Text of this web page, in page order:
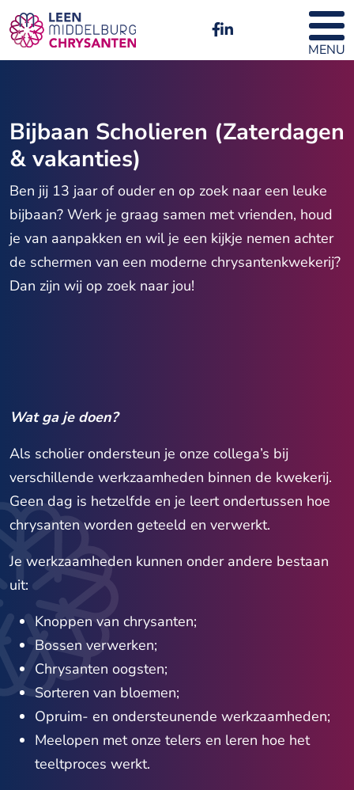
MENU
Bijbaan Scholieren (Zaterdagen
& vakanties)
Ben jij 13 jaar of ouder en op zoek naar een leuke
bijbaan? Werk je graag samen met vrienden, houd
je van aanpakken en wil je een kijkje nemen achter
de schermen van een moderne chrysantenkwekerij?
Dan zijn wij op zoek naar jou!
Wat ga je doen?
Als scholier ondersteun je onze collega’s bij
verschillende werkzaamheden binnen de kwekerij.
Geen dag is hetzelfde en je leert ondertussen hoe
chrysanten worden geteeld en verwerkt.
Je werkzaamheden kunnen onder andere bestaan
uit:
Knoppen van chrysanten;
Bossen verwerken;
Chrysanten oogsten;
Sorteren van bloemen;
Opruim- en ondersteunende werkzaamheden;
Meelopen met onze telers en leren hoe het
teeltproces werkt.